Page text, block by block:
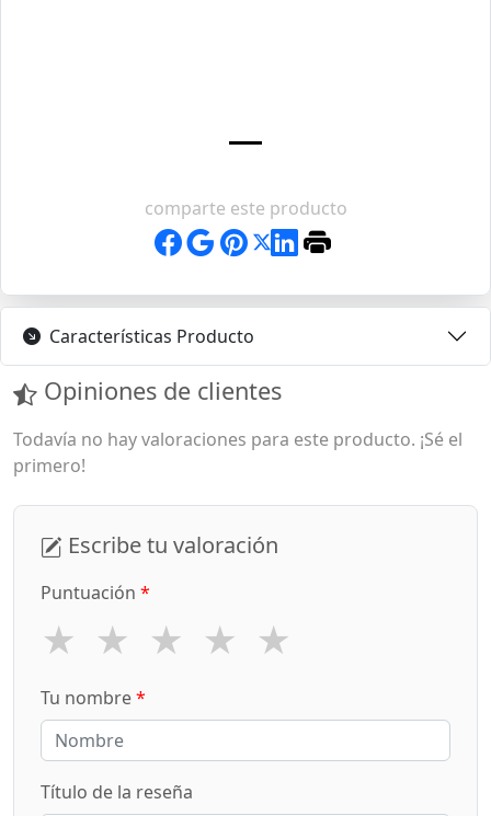
comparte este producto
Características Producto
Opiniones de clientes
Todavía no hay valoraciones para este producto. ¡Sé el
primero!
Escribe tu valoración
Puntuación *
★ ★ ★ ★ ★
Tu nombre*
Título de la reseña